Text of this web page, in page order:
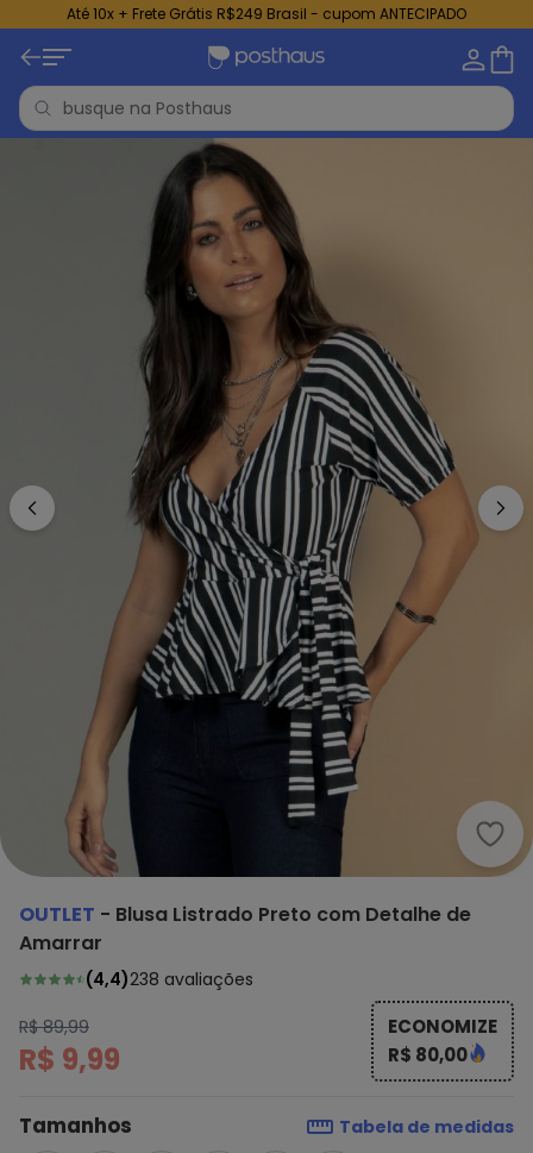
Até 10x + Frete Grátis R$249 Brasil - cupom ANTECIPADO
OUTLET - Blusa Listrado Preto com Detalhe de
Amarrar
(4,4)238 avaliações
R$ 89,99
R$ 9,99
ECONOMIZE
R$ 80,00
Tamanhos Tabela de medidas